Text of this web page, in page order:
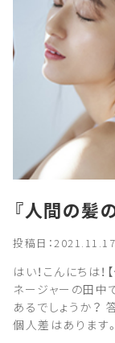
『人間の髪
投稿日：
はい！こんにちは！
ネージャーの田
あるでしょうか？
個人差はあります